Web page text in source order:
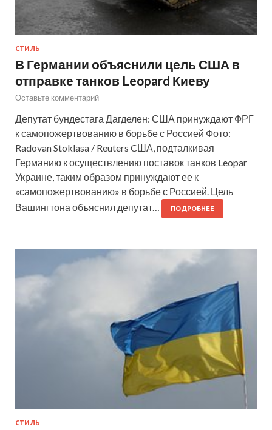
СТИЛЬ
В Германии объяснили цель США в
отправке танков Leopard Киеву
Оставьте комментарий
Депутат бундестага Дагделен: США принуждают ФРГ
к самопожертвованию в борьбе с Россией Фото:
Radovan Stoklasa / Reuters CША, подталкивая
Германию к осуществлению поставок танков Leopar
Украине, таким образом принуждают ее к
«самопожертвованию» в борьбе с Россией. Цель
Вашингтона объяснил депутат…
ПОДРОБНЕЕ
СТИЛЬ